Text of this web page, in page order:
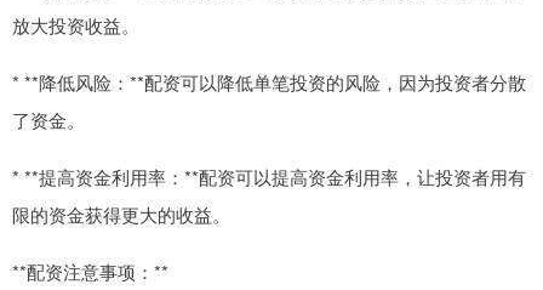
放大投资收益。
* **降低风险：**配资可以降低单笔投资的风险，因为投资者分散
了资金。
* **提高资金利用率：**配资可以提高资金利用率，让投资者用有
限的资金获得更大的收益。
**配资注意事项：**